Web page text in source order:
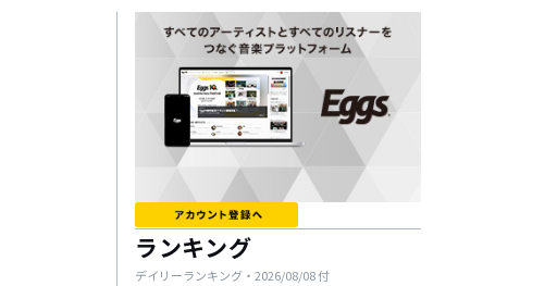
ランキング
デイリーランキング・ 2026/08/08付